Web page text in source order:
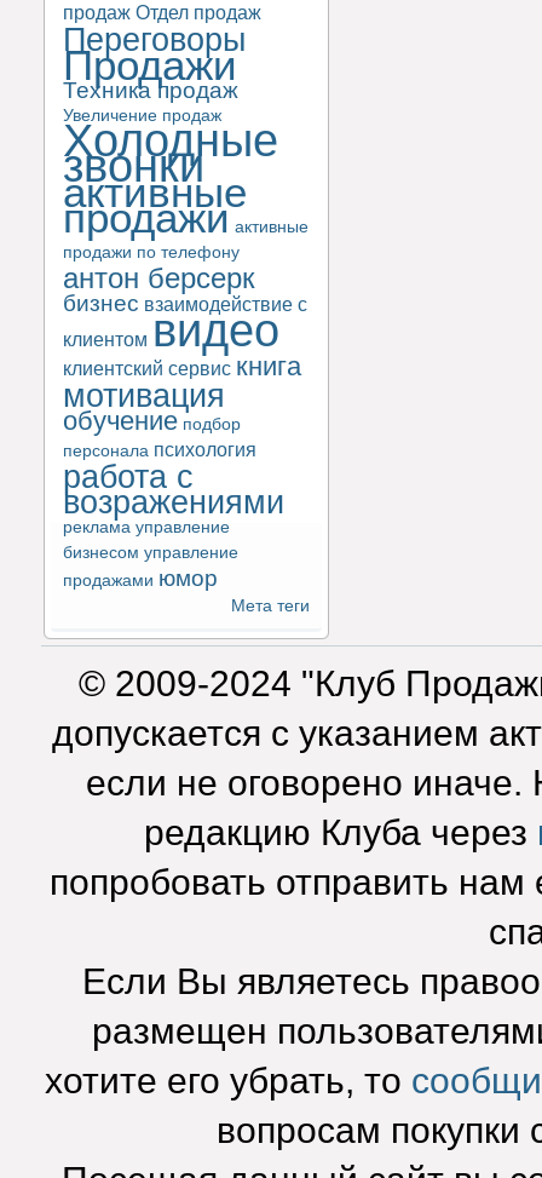
продаж Отдел продаж
Переговоры
Продажи
Техника продаж
Увеличение продаж
Холодные
звонки
активные
продажи активные
продажи по телефону
антон берсерк
бизнес взаимодействие с
клиентом видео
клиентский сервис книга
мотивация
обучение подбор
персонала психология
работа с
возражениями
реклама управление
бизнесом управление
продажами юмор
Мета теги
© 2009-2024 "Клуб
допускается с указанием
если не оговорено
редакцию Клуба через
попробовать отправить нам
Если Вы являетесь
размещен
хотите его убрать, то
вопросам покупки